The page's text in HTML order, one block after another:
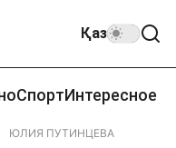
Қаз
СпортИнтересное
ЮЛИЯ ПУТИНЦЕВА